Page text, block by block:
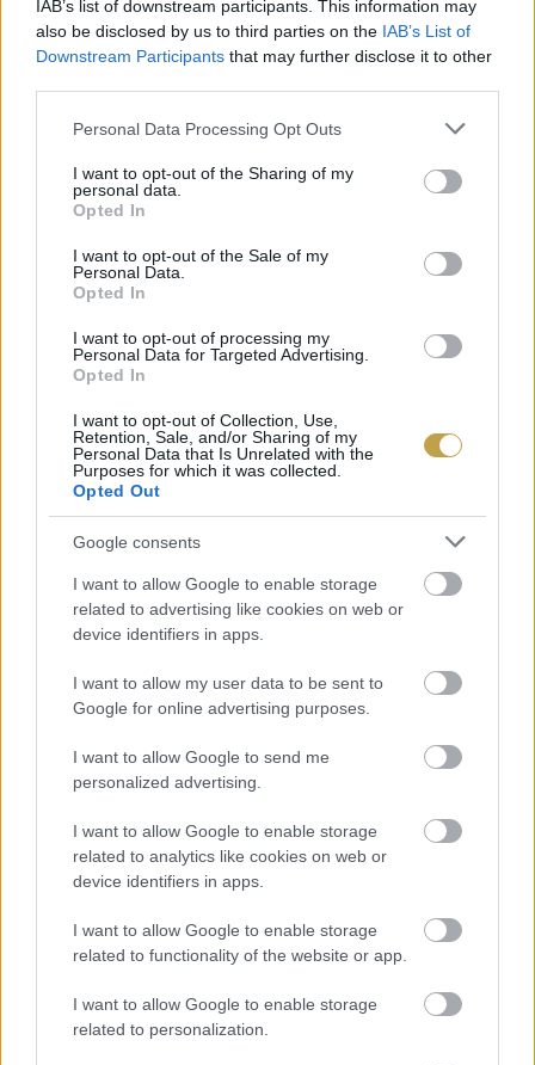
IAB’s list of downstream participants. This information may
also be disclosed by us to third parties on the IAB’s List of
Downstream Participants that may further disclose it to other
Please note that this website/app uses one or more Google
not limited to your visit or usage behaviour. You may click to
grant or deny consent to Google and its third-party tags to
use your data for below specified purposes in below Google
consent section.
Personal Data Processing Opt Outs
I want to opt-out of the Sharing of my
personal data.
Opted In
I want to opt-out of the Sale of my
Personal Data.
Opted In
I want to opt-out of processing my
Personal Data for Targeted Advertising.
Opted In
I want to opt-out of Collection, Use,
Retention, Sale, and/or Sharing of my
Personal Data that Is Unrelated with the
Purposes for which it was collected.
Opted Out
Google consents
I want to allow Google to enable storage
related to advertising like cookies on web or
device identifiers in apps.
I want to allow my user data to be sent to
Google for online advertising purposes.
I want to allow Google to send me
personalized advertising.
I want to allow Google to enable storage
related to analytics like cookies on web or
device identifiers in apps.
I want to allow Google to enable storage
related to functionality of the website or app.
I want to allow Google to enable storage
related to personalization.
aromáik beérnek, elérik csúcsformájukat. Ez
különösen igaz az úgynevezett évjáratos, vagyis
Vintage pezsgőkre. Az évjáratos pezsgőknél csak
a feltűntetett évjáratban szüretelt szőlő kerülhet
az alapborba és így a palackba. Ellentéte a
Non-vintage, vagyis a nem évjáratos. Ebben az
Bárhogy is legyen, két kivétellel ugyanazok a
szabályok érvényesek, mint a rövidtávú
tárolásnál. Sötét, állandó páratartalmú és
hőmérsékletű, rázkódásmentes hely az ideális. A
két különbség: a hőmérséklet, ami itt inkább 13
fok körül legyen, valamint az, hogy lehetőség
szerint fektessük a palackot.
Minden pezsgő életében eljön a pillanat, hogy
kibontják. Az is előfordul, hogy nem fogy el
pezsgő kibontás után,ide kattintvalehet olvasni.